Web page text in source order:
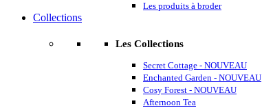
Les produits à broder
Collections
Les Collections
Secret Cottage - NOUVEAU
Enchanted Garden - NOUVEAU
Cosy Forest - NOUVEAU
Afternoon Tea